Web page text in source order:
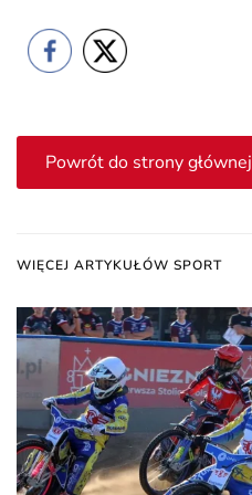
Powrót do strony głównej
WIĘCEJ ARTYKUŁÓW SPORT